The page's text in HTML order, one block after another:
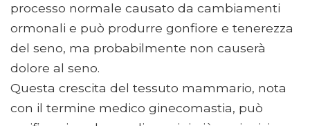
processo normale causato da cambiamenti
ormonali e può produrre gonfiore e tenerezza
del seno, ma probabilmente non causerà
dolore al seno.
Questa crescita del tessuto mammario, nota
con il termine medico ginecomastia, può